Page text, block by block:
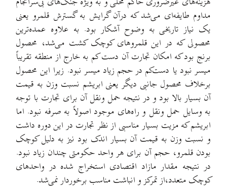
مداوم طایفه‌ای می‌شد که درآن گرایش به گسترش قلمرو یعنی
یک نیاز تاریخی به وضوح آشکار بود. به علاوه عمده‌ترین
محصولی که در این قلمروهای کوچک کشت می‌شد، محصول
برنج بود که امکان تجارت آن دست کم به خارج از منطقه تقریباً
میسر نبود یا دست‌کم در حجم زیاد میسر نبود. زیرا این محصول
برخلاف محصول جانبی دیگر یعنی ابریشم نسبت وزن به قیمت
آن بسیار بالا بود و در نتیجه حمل ونقل آن برای تجارت با توجه
به وسایل حمل ونقل و راه‌های موجود اصولاً به صرفه نبود. اما
ابریشم که مزیت بسیار مناسبی از نظر تجارت در این دوره داشت
و نسبت وزن به قیمت آن بسیار اندک بود نیز به دلیل کوچک
بودن قلمرو، حجم آن برای هر واحد حکومتی چندان زیاد نبود.
در نتیجه مقدار مازاد اقتصادی استخراج شده در واحدهای
کوچک متعدد،از تمرکز و انباشت مناسب برخوردار نمی‌شد.